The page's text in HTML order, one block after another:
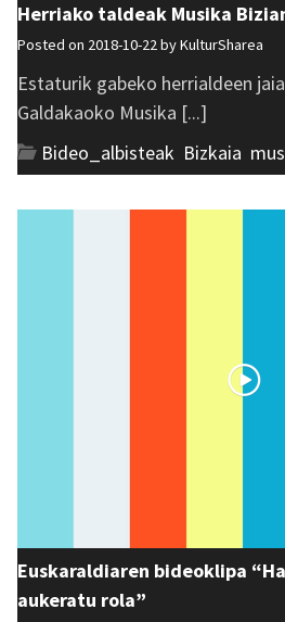
Herriako taldeak Musika
Posted on 2018-10-22 byKulturSharea
Estaturik gabeko herrialdeen
Galdakaoko Musika [...]
Bideo_albisteak Bizkaia
Euskaraldiaren bideoklipa
aukeratu rola”